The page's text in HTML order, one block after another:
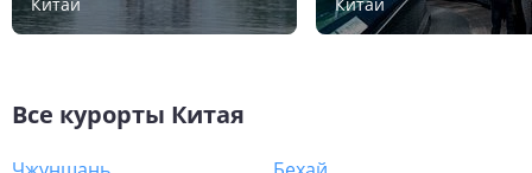
Китай Китай
Все курорты Китая